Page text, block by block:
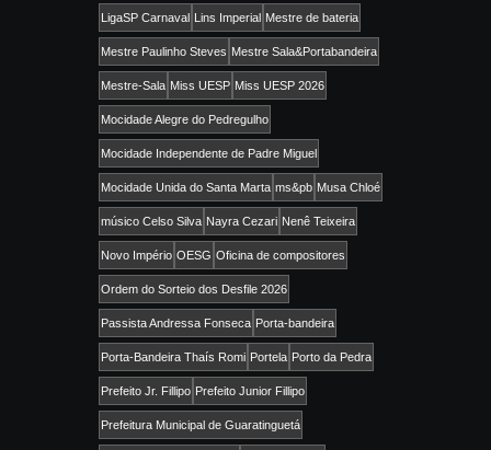
LigaSP Carnaval Lins Imperial Mestre de bateria
Mestre Paulinho Steves Mestre Sala&Portabandeira
Mestre-Sala Miss UESP Miss UESP 2026
Mocidade Alegre do Pedregulho
Mocidade Independente de Padre Miguel
Mocidade Unida do Santa Marta ms&pb Musa Chloé
músico Celso Silva Nayra Cezari Nenê Teixeira
Novo Império OESG Oficina de compositores
Ordem do Sorteio dos Desfile 2026
Passista Andressa Fonseca Porta-bandeira
Porta-Bandeira Thaís Romi Portela Porto da Pedra
Prefeito Jr. Fillipo Prefeito Junior Fillipo
Prefeitura Municipal de Guaratinguetá